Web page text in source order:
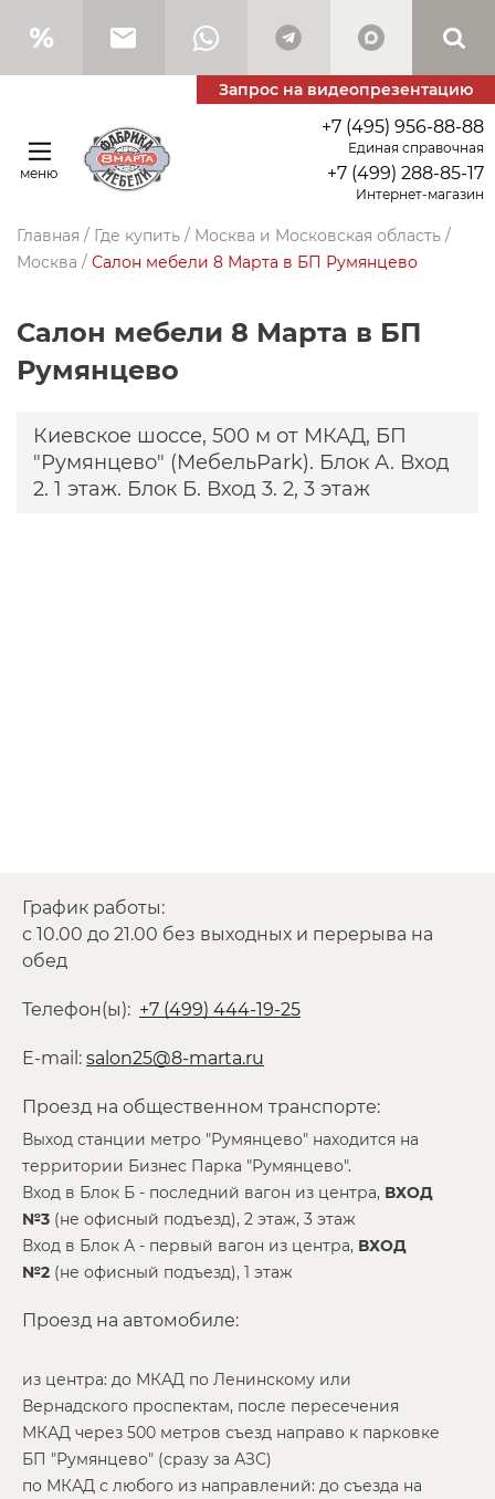
Запрос на видеопрезентацию
меню
+7 (495) 956-88-88
Единая справочная
+7 (499) 288-85-17
Интернет-магазин
Главная / Где купить / Москва и Московская область /
Москва / Салон мебели 8 Марта в БП Румянцево
Салон мебели 8 Марта в БП
Румянцево
Киевское шоссе, 500 м от МКАД, БП
"Румянцево" (МебельPark). Блок А. Вход
2. 1 этаж. Блок Б. Вход 3. 2, 3 этаж
График работы:
с 10.00 до 21.00 без выходных и перерыва на
обед
Телефон(ы): +7 (499) 444-19-25
E-mail: salon25@8-marta.ru
Проезд на общественном транспорте:
Выход станции метро "Румянцево" находится на
территории Бизнес Парка "Румянцево".
Вход в Блок Б - последний вагон из центра, ВХОД
№3 (не офисный подъезд), 2 этаж, 3 этаж
Вход в Блок А - первый вагон из центра, ВХОД
№2 (не офисный подъезд), 1 этаж
Проезд на автомобиле:
из центра: до МКАД по Ленинскому или
Вернадского проспектам, после пересечения
МКАД через 500 метров съезд направо к парковке
БП "Румянцево" (сразу за АЗС)
по МКАД с любого из направлений: до съезда на